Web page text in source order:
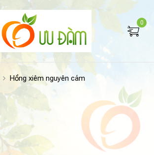
0
Hồng xiêm nguyên cám